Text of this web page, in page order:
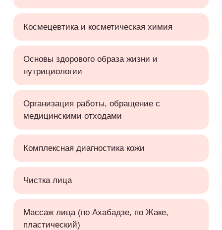
Космецевтика и косметическая химия
Основы здорового образа жизни и
нутрициологии
Организация работы, обращение с
медицинскими отходами
Комплексная диагностика кожи
Чистка лица
Массаж лица (по Ахабадзе, по Жаке,
пластический)